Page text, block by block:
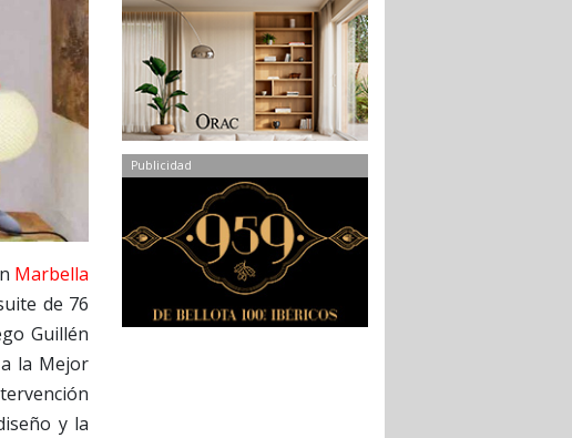
Marbella
de 76
Guillén
la Mejor
y la
Publicidad